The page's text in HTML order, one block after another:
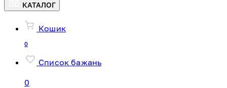
КАТАЛОГ
Кошик
0
Список бажань
0